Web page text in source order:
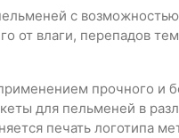
с
от влаги, перепадов
прочного и
для пельменей в
печать логотипа